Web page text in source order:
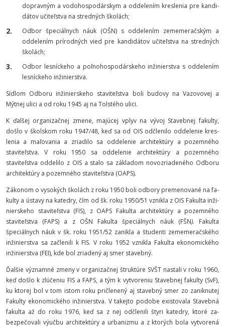
dopravným a vo­do­hospo­dár­skym a oddelením kreslenia pre kandi­
dátov učiteľstva na stredných školách;
Odbor špeciálnych náuk (OŠN) s oddelením zememeračským a
oddelením prírodných vied pre kan­di­dátov učiteľstva na stredných
školách;
Odbor lesníckeho a poľnohospodárskeho in­žinierstva s oddelením
lesníckeho in­žinier­stva.
Sídlom Odboru inžinierskeho staviteľstva boli budovy na Vazovovej a
Mýtnej ulici a od roku 1945 aj na Tolstého ulici.
K ďalšej organizačnej zmene, majúcej vplyv na vývoj Stavebnej fakulty,
došlo v školskom roku 1947/48, keď sa od OIS odčlenilo od­delenie kres­
lenia a maľovania a zriadilo sa oddelenie architek­túry a pozemného
staviteľstva. V roku 1950 sa od­delenie architektúry a pozemného
staviteľstva od­delilo z OIS a stalo sa zá­kladom novozriadeného Odboru
architektú­ry a pozemného stavi­teľstva (OAPS).
Zákonom o vysokých školách z roku 1950 boli odbory premenované na fa­
kulty a ústavy na katedry, čím od šk. roku 1950/51 vznikla z OIS Fakulta inži­
nierskeho stavi­teľstva (FIS), z OAPS Fakulta architektúry a pozem­ného
staviteľstva (FAPS) a z OŠN Fakulta špeciálnych náuk (FŠN). Fakulta
špeciálnych náuk v šk. roku 1951/52 zanikla a študenti zeme­meračské­ho
inži­nierstva sa začlenili k FIS. V roku 1952 vznikla Fa­kulta eko­nomic­kého
inžinier­stva (FEI), kde bol zriadený aj smer stavebný.
Ďalšie významné zmeny v organizačnej štruktú­re SVŠT nastali v roku 1960,
keď došlo k zlúčeniu FIS a FAPS, a tým k vytvoreniu Stavebnej fakulty (SvF),
ku ktorej bol v tom istom roku pričlenený aj sta­vebný smer zo zaniknutej
Fakulty ekonomické­ho inžinierstva. V takejto po­dobe existovala Sta­veb­ná
fakulta až do roku 1976, keď sa z nej odčle­nili štyri katedry, ktoré za­
bezpečovali výučbu ar­chitektú­ry a urbanizmu a z ktorých bola vytvorená